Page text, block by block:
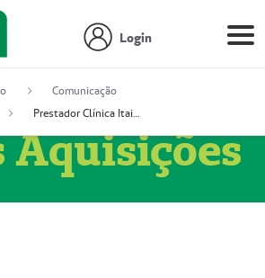
Login
Comunicação
Prestador Clínica Itaipú Ltda (51004348-2)
Aquisições